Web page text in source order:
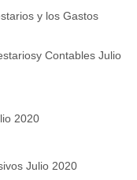
y los Gastos
Contables Julio
2020
Julio 2020